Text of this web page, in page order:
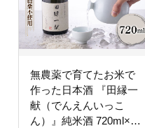
無農薬で育てたお米で
作った日本酒 『田縁一
献（でんえんいっこ
ん）』純米酒 720ml×1